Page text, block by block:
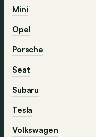
Mini
Opel
Porsche
Seat
Subaru
Tesla
Volkswagen